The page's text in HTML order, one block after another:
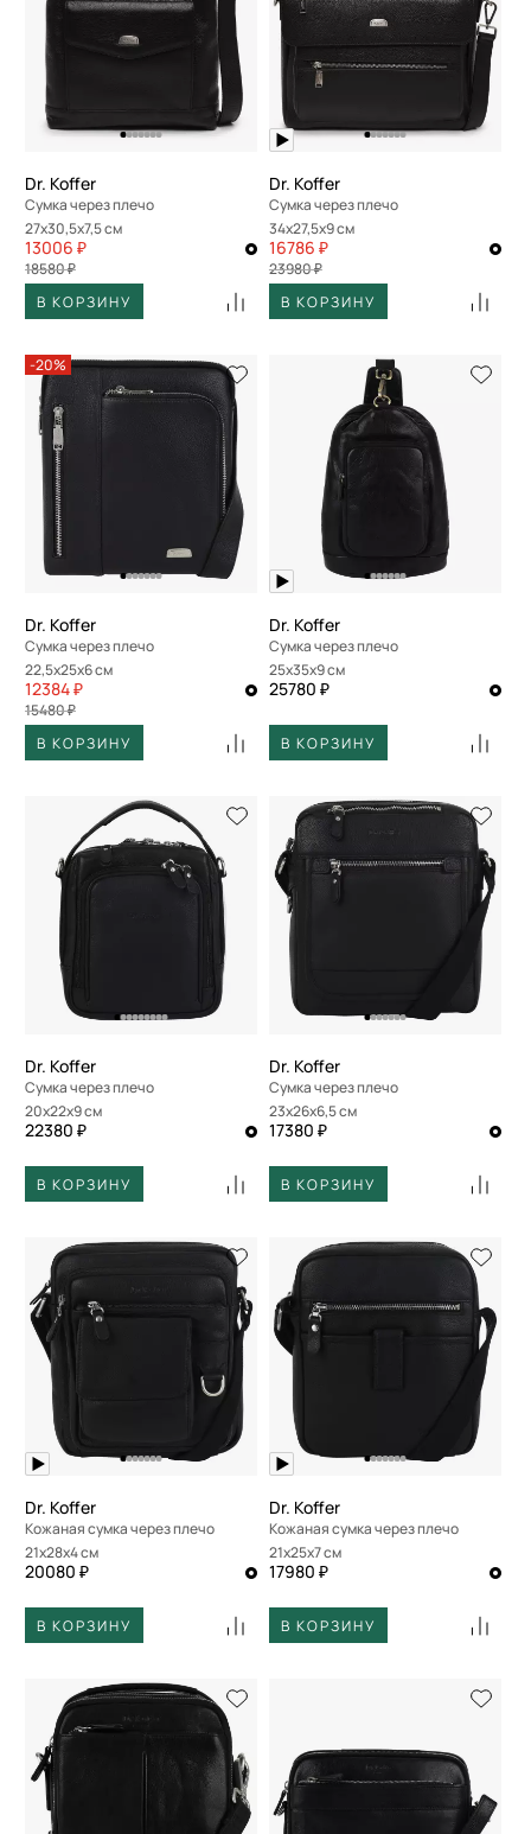
Dr. Koffer
Сумка через плечо
27x30,5x7,5 см
13006 ₽
18580 ₽
В КОРЗИНУ
Dr. Koffer
Сумка через плечо
34x27,5x9 см
16786 ₽
23980 ₽
В КОРЗИНУ
-20%
Dr. Koffer
Сумка через плечо
22,5x25x6 см
12384 ₽
15480 ₽
В КОРЗИНУ
Dr. Koffer
Сумка через плечо
25x35x9 см
25780 ₽
В КОРЗИНУ
Dr. Koffer
Сумка через плечо
20x22x9 см
22380 ₽
В КОРЗИНУ
Dr. Koffer
Сумка через плечо
23x26x6,5 см
17380 ₽
В КОРЗИНУ
Dr. Koffer
Кожаная сумка через плечо
21x28x4 см
20080 ₽
В КОРЗИНУ
Dr. Koffer
Кожаная сумка через плечо
21x25x7 см
17980 ₽
В КОРЗИНУ